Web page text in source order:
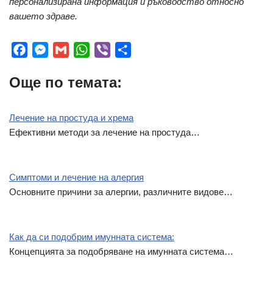
вашето здраве.
c
o
M
s
n
r
a
W
a
A
b
Още по темата:
Лечение на простуда и хремa
Ефективни методи за лечение на простуда…
Симптоми и лечение на алергия
Основните причини за алергии, различните видове…
Как да си подобрим имунната система:
Концепцията за подобряване на имунната система…